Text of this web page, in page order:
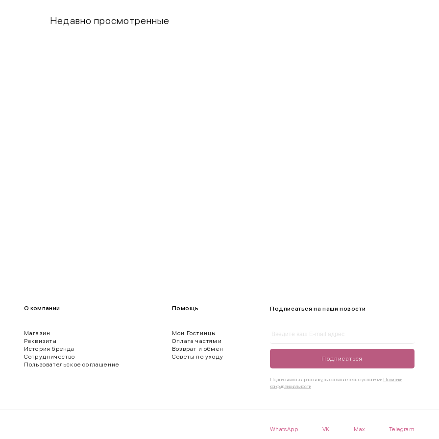
Недавно просмотренные
брюк.
О компании
Магазин
Реквизиты
История бренда
Сотрудничество
Пользовательское соглашение
Помощь
Мои Гостинцы
Оплата частями
Возврат и обмен
Советы по уходу
Подписаться на наши новости
Подписаться
Подписываясь на рассылку, вы соглашаетесь с условиями Политики
конфиденциальности
WhatsApp VK Max Telegram